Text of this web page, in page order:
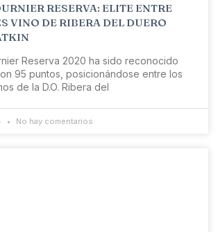
RESERVA: ELITE ENTRE
VINO DE RIBERA DEL DUERO
Reserva 2020 ha sido reconocido
95 puntos, posicionándose entre los
de la D.O. Ribera del
No hay comentarios